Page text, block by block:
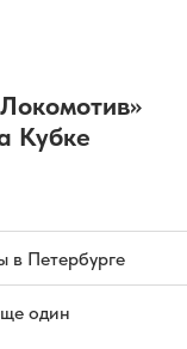
Кубке
в Петербурге
один